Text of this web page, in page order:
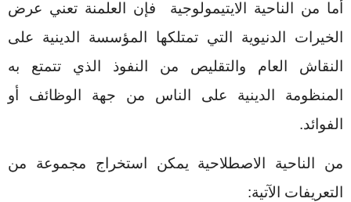
أما من الناحية الايتيمولوجية فإن العلمنة تعني عرض
الخيرات الدنيوية التي تمتلكها المؤسسة الدينية على
النقاش العام والتقليص من النفوذ الذي تتمتع به
المنظومة الدينية على الناس من جهة الوظائف أو
الفوائد.
من الناحية الاصطلاحية يمكن استخراج مجموعة من
التعريفات الآتية: